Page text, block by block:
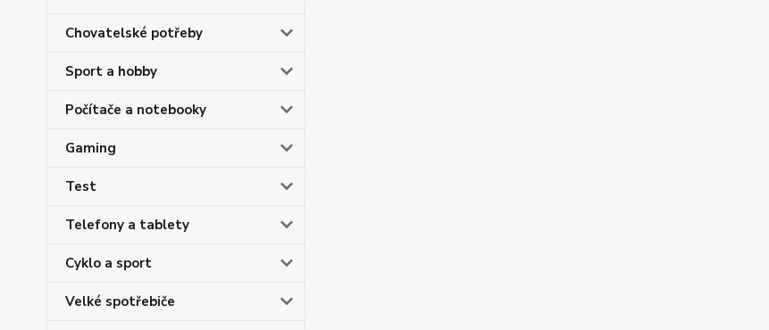
Chovatelské potřeby
Sport a hobby
Počítače a notebooky
Gaming
Test
Telefony a tablety
Cyklo a sport
Velké spotřebiče